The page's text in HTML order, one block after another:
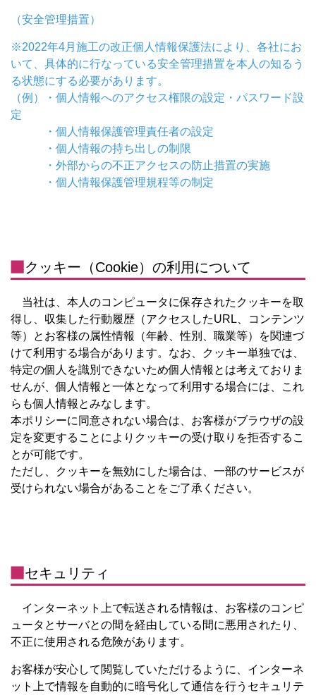
（安全管理措置）
※2022年4月施工の改正個人情報保護法により、各社にお
いて、具体的に行なっている安全管理措置を本人の知るう
る状態にする必要があります。
（例）・個人情報へのアクセス権限の設定・パスワード設
定
・個人情報保護管理責任者の設定
・個人情報の持ち出しの制限
・外部からの不正アクセスの防止措置の実施
・個人情報保護管理規程等の制定
クッキー（Cookie）の利用について
当社は、本人のコンピュータに保存されたクッキーを取
得し、収集した行動履歴（アクセスしたURL、コンテンツ
等）とお客様の属性情報（年齢、性別、職業等）を関連づ
けて利用する場合があります。なお、クッキー単独では、
特定の個人を識別できないため個人情報とは考えておりま
せんが、個人情報と一体となって利用する場合には、これ
らも個人情報とみなします。
本ポリシーに同意されない場合は、お客様がブラウザの設
定を変更することによりクッキーの受け取りを拒否するこ
とが可能です。
ただし、クッキーを無効にした場合は、一部のサービスが
受けられない場合があることをご了承ください。
セキュリティ
インターネット上で転送される情報は、お客様のコンピ
ュータとサーバとの間を経由している間に悪用されたり、
不正に使用される危険があります。
お客様が安心して閲覧していただけるように、インターネ
ット上で情報を自動的に暗号化して通信を行うセキュリテ